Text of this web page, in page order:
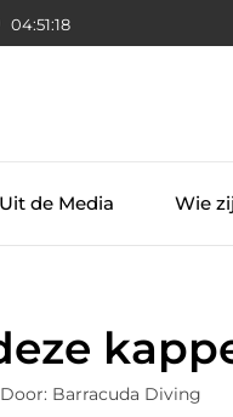
04:51:19
Uit de Media Wie
Barracuda Diving